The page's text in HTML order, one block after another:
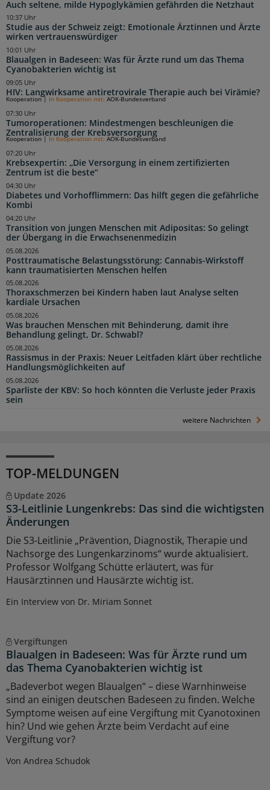
Auch seltene, milde Hypoglykämien gefährden die Netzhaut
Studie aus der Schweiz zeigt: Emotionale Ärztinnen und Ärzte
wirken vertrauenswürdiger
10:37 Uhr
Blaualgen in Badeseen: Was für Ärzte rund um das Thema
Cyanobakterien wichtig ist
10:01 Uhr
HIV: Langwirksame antiretrovirale Therapie auch bei Virämie?
09:05 Uhr
Tumoroperationen: Mindestmengen beschleunigen die
Zentralisierung der Krebsversorgung
Kooperation| In Kooperation mit: AOK-Bundesverband
07:30 Uhr
Krebsexpertin: „Die Versorgung in einem zertifizierten
Zentrum ist die beste“
Kooperation In Kooperation mit: AOK-Bundesverband
07:20 Uhr
Diabetes und Vorhofflimmern: Das hilft gegen die gefährliche
Kombi
04:30 Uhr
Transition von jungen Menschen mit Adipositas: So gelingt
der Übergang in die Erwachsenenmedizin
04:20 Uhr
Posttraumatische Belastungsstörung: Cannabis-Wirkstoff
kann traumatisierten Menschen helfen
05.08.2026
Thoraxschmerzen bei Kindern haben laut Analyse selten
kardiale Ursachen
05.08.2026
Was brauchen Menschen mit Behinderung, damit ihre
Behandlung gelingt, Dr. Schwabl?
05.08.2026
Rassismus in der Praxis: Neuer Leitfaden klärt über rechtliche
Handlungsmöglichkeiten auf
05.08.2026
Sparliste der KBV: So hoch könnten die Verluste jeder Praxis
sein
05.08.2026
weitere Nachrichten
TOP-MELDUNGEN
Update 2026
S3-Leitlinie Lungenkrebs: Das sind die wichtigsten
Änderungen
Die S3-Leitlinie „Prävention, Diagnostik, Therapie und
Nachsorge des Lungenkarzinoms“ wurde aktualisiert.
Professor Wolfgang Schütte erläutert, was für
Hausärztinnen und Hausärzte wichtig ist.
Ein Interview von Dr. Miriam Sonnet
Vergiftungen
Blaualgen in Badeseen: Was für Ärzte rund um
das Thema Cyanobakterien wichtig ist
„Badeverbot wegen Blaualgen“ – diese Warnhinweise
sind an einigen deutschen Badeseen zu finden. Welche
Symptome weisen auf eine Vergiftung mit Cyanotoxinen
hin? Und wie gehen Ärzte beim Verdacht auf eine
Vergiftung vor?
Von Andrea Schudok